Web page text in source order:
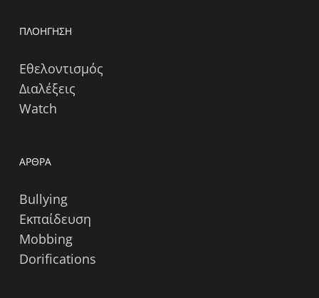
ΠΛΟΗΓΗΣΗ
Εθελοντισμός
Διαλέξεις
Watch
ΑΡΘΡΑ
Bullying
Εκπαίδευση
Mobbing
Dorifications